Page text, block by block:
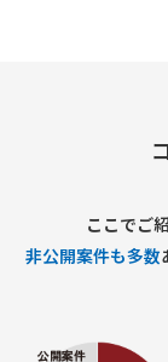
ここでご
非公開案件も多数